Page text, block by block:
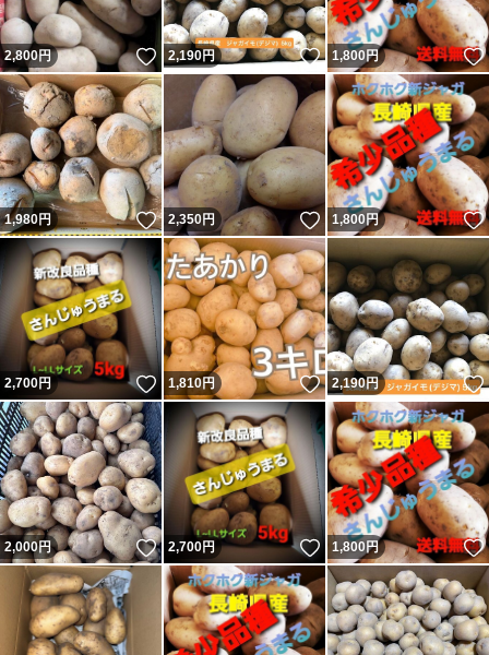
2,800円 いいね！
2,190円 いいね！
1,800 円
1,980円 いいね！
2,350円 いいね！
1,800 円
2,700円 いいね！
1,810円 いいね！
2,190円
2,000円 いいね！
2,700円 いいね！
1,800 円